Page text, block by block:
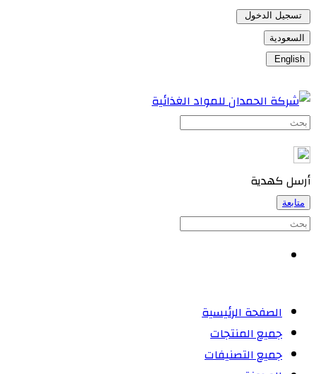
تسجيل الدخول
السعودية
English
أرسل كهدية
متابعة
الصفحة الرئيسية
جميع المنتجات
جميع التصنيفات